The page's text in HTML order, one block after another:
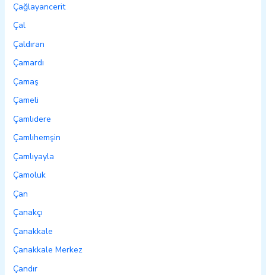
Çağlayancerit
Çal
Çaldıran
Çamardı
Çamaş
Çameli
Çamlıdere
Çamlıhemşin
Çamlıyayla
Çamoluk
Çan
Çanakçı
Çanakkale
Çanakkale Merkez
Çandır